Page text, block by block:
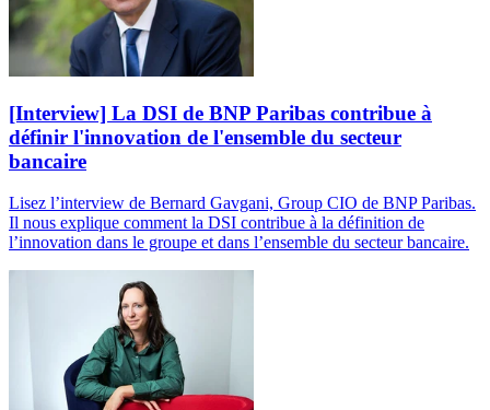
[Interview] La DSI de BNP Paribas contribue à
définir l'innovation de l'ensemble du secteur
bancaire
Lisez l’interview de Bernard Gavgani, Group CIO de BNP Paribas.
Il nous explique comment la DSI contribue à la définition de
l’innovation dans le groupe et dans l’ensemble du secteur bancaire.